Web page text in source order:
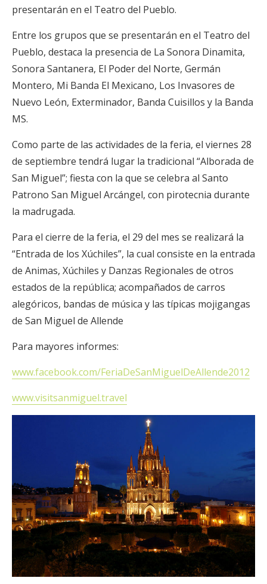
presentarán en el Teatro del Pueblo.
Entre los grupos que se presentarán en el Teatro del
Pueblo, destaca la presencia de La Sonora Dinamita,
Sonora Santanera, El Poder del Norte, Germán
Montero, Mi Banda El Mexicano, Los Invasores de
Nuevo León, Exterminador, Banda Cuisillos y la Banda
MS.
Como parte de las actividades de la feria, el viernes 28
de septiembre tendrá lugar la tradicional “Alborada de
San Miguel”; fiesta con la que se celebra al Santo
Patrono San Miguel Arcángel, con pirotecnia durante
la madrugada.
Para el cierre de la feria, el 29 del mes se realizará la
“Entrada de los Xúchiles”, la cual consiste en la entrada
de Animas, Xúchiles y Danzas Regionales de otros
estados de la república; acompañados de carros
alegóricos, bandas de música y las típicas mojigangas
de San Miguel de Allende
Para mayores informes:
www.facebook.com/FeriaDeSanMiguelDeAllende2012
www.visitsanmiguel.travel